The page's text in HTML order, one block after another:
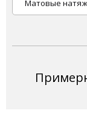
Матовые